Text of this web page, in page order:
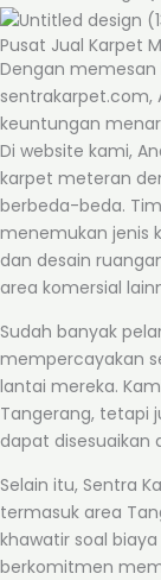
Pusat Jual Karpet
Dengan
sentrakarpet.com,
keuntungan
Di website kami,
karpet meteran
berbeda-beda.
menemukan jenis
dan desain
area komersial
Sudah banyak
mempercayakan
lantai mereka.
Tangerang, tetapi
dapat disesuaikan
Selain itu, Sentra
termasuk area
khawatir soal
berkomitmen